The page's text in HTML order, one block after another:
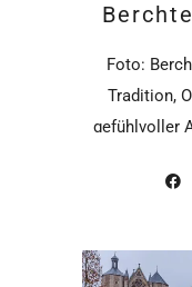
Foto:
Tradition,
gefühlvoller